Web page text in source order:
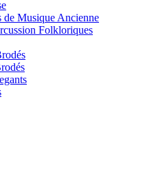
de Musique Ancienne
Folkloriques